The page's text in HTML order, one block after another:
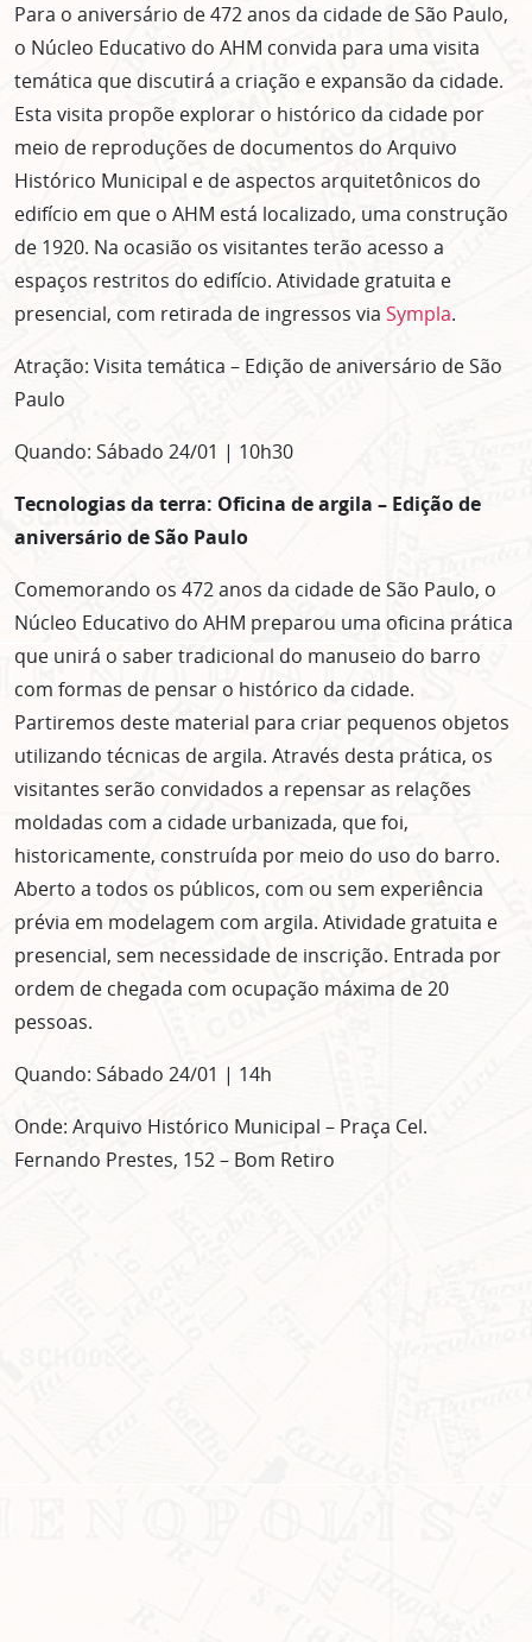
Para o aniversário de 472 anos da cidade de São Paulo,
o Núcleo Educativo do AHM convida para uma visita
temática que discutirá a criação e expansão da cidade.
Esta visita propõe explorar o histórico da cidade por
meio de reproduções de documentos do Arquivo
Histórico Municipal e de aspectos arquitetônicos do
edifício em que o AHM está localizado, uma construção
de 1920. Na ocasião os visitantes terão acesso a
espaços restritos do edifício. Atividade gratuita e
presencial, com retirada de ingressos via Sympla.
Atração: Visita temática – Edição de aniversário de São
Paulo
Quando: Sábado 24/01 | 10h30
Tecnologias da terra: Oficina de argila – Edição de
aniversário de São Paulo
Comemorando os 472 anos da cidade de São Paulo, o
Núcleo Educativo do AHM preparou uma oficina prática
que unirá o saber tradicional do manuseio do barro
com formas de pensar o histórico da cidade.
Partiremos deste material para criar pequenos objetos
utilizando técnicas de argila. Através desta prática, os
visitantes serão convidados a repensar as relações
moldadas com a cidade urbanizada, que foi,
historicamente, construída por meio do uso do barro.
Aberto a todos os públicos, com ou sem experiência
prévia em modelagem com argila. Atividade gratuita e
presencial, sem necessidade de inscrição. Entrada por
ordem de chegada com ocupação máxima de 20
pessoas.
Quando: Sábado 24/01 | 14h
Onde: Arquivo Histórico Municipal – Praça Cel.
Fernando Prestes, 152 – Bom Retiro